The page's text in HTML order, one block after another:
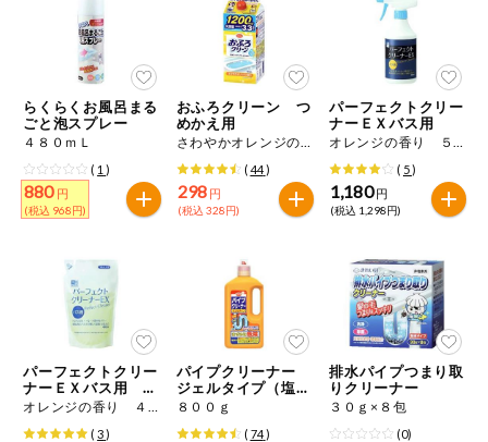
WEBカタログ
先着限定から探す
人気カテゴリ
食品から探す
家庭用品から探す
目的から探す
生協独自
冷凍食品
ミールキット
など
麺類
レトルト・缶
詰・瓶詰
調味料・だ
し・油・ルー
おやつ
アレルゲン情報
特定原材料と特定原材料に準ずるものが含まれていない商品
を検索できます。
小麦 卵
落花生 かに くるみ
特定原材料に準ずるもの
アーモンド あわび いか
らくらくお風呂まる
ごと泡スプレー
４８０ｍＬ
( 1 )
880 円
(税込 968円)
おふろクリーン つ
めかえ用
さわやかオレンジの香り １２００ｍＬ
( 44)
298 円
(税込 328円)
パーフェクトクリー
ナーＥＸバス用
オレンジの香り ５００ｍＬ
( 5)
1,180 円
(税込 1,298円)
パーフェクトクリー
ナーＥＸバス用 つ
めかえ用
オレンジの香り ４８０ｍＬ
(3)
パイプクリーナー
ジェルタイプ（塩素
系）
８００ｇ
( 74)
排水パイプつまり取
りクリーナー
３０ｇ×８包
(0)